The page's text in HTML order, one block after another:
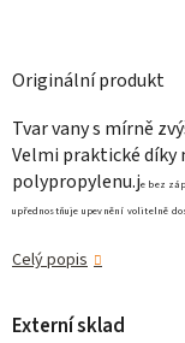
Originální produkt
Tvar vany s mírně
Velmi praktické díky
polypropylenu.je bez
upřednostňuje upevnění volitelně
Celý popis
Externí sklad